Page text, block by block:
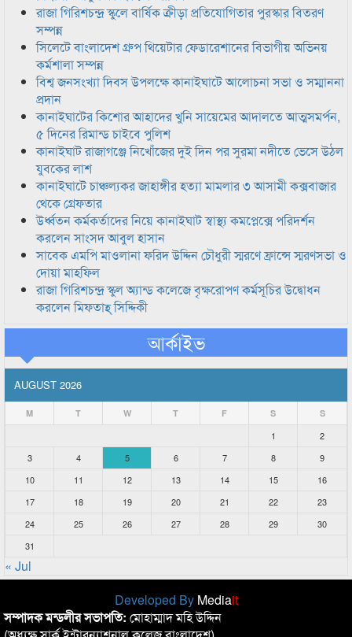
রাজা গিরিশচন্দ্র স্কুলে বার্ষিক ক্রীড়া প্রতিযোগিতার পুরস্কার বিতরণ
সম্পন্ন
সিলেটে বাংলাদেশ গ্রুপ থিয়েটার ফেডারেশানের বিভাগীয় অভিনয়
কর্মশালা সম্পন্ন
বিশ্ব জনসংখ্যা দিবস উপলক্ষে কানাইঘাটে আলোচনা সভা ও সম্মাননা
প্রদান
কানাইঘাটের কিশোর আহাদের খুনি সায়েমের আদালতে আত্মসমর্পন,
৫ দিনের রিমান্ড চাইবে পুলিশ
কানাইঘাট রাজাগঞ্জে নিখোঁজের দুই দিন পর সুরমা নদীতে ভেসে উঠল
যুবকের লাশ
কানাইঘাটে চাঞ্চল্যকর জাহাঙ্গীর হত্যা মামলার ৩ আসামী কক্সবাজার
থেকে গ্রেফতার
উর্ধ্বতন কর্মকর্তাদের নিয়ে কানাইঘাট স্বাস্থ্য কমপ্লেক্সে পরিদর্শন
করলেন সাংসদ আবুল হাসান
সাবেক এমপি মাওলানা ফরিদ উদ্দিন চৌধুরী স্মরণে ফ্রান্সে স্মরণসভা ও
দোয়া মাহফিল
রাজা গিরিশচন্দ্র স্কুল অ্যান্ড কলেজে বৃক্ষরোপণ কর্মসূচির উদ্বোধন
করলেন মিফতাহ্ সিদ্দিকী
আর্কাইভ
AUGUST 2026
M T W T F S S
1
2
3
4 5 6 7 8
9
10
11 12 13 14 15
16
17
18 19 20 21 22
23
24
25 26 27 28 29
30
31
« Jul
Developed By Mediait
সম্পাদক মন্ডলীর সভাপতি: মোহাম্মাদ মহি উদ্দিন